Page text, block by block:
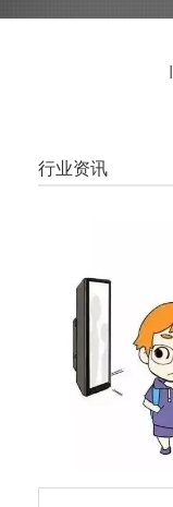
行业资讯